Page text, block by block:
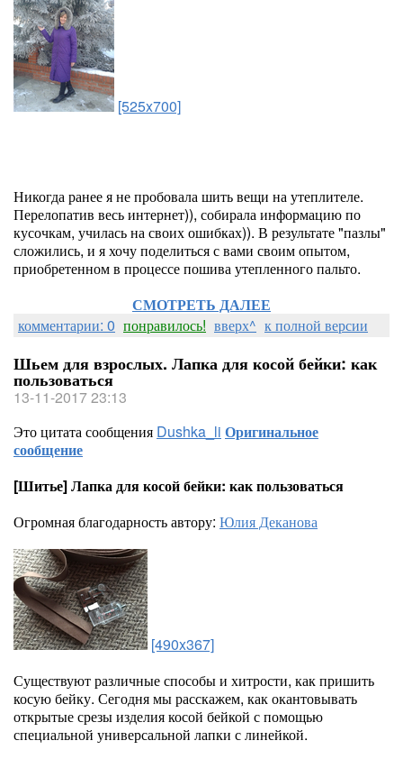
[525x700]
Никогда ранее я не пробовала шить вещи на утеплителе.
Перелопатив весь интернет)), собирала информацию по
кусочкам, училась на своих ошибках)). В результате "пазлы"
сложились, и я хочу поделиться с вами своим опытом,
приобретенном в процессе пошива утепленного пальто.
СМОТРЕТЬ ДАЛЕЕ
комментарии: 0 понравилось! вверх^ к полной версии
Шьем для взрослых. Лапка для косой бейки: как
пользоваться
13-11-2017 23:13
Это цитата сообщения Dushka_li Оригинальное
сообщение
[Шитье] Лапка для косой бейки: как пользоваться
Огромная благодарность автору: Юлия Деканова
[490x367]
Существуют различные способы и хитрости, как пришить
косую бейку. Сегодня мы расскажем, как окантовывать
открытые срезы изделия косой бейкой с помощью
специальной универсальной лапки с линейкой.